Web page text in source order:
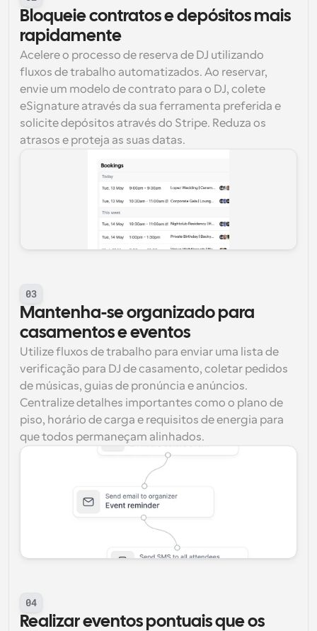
Bloqueie contratos e depósitos mais
rapidamente
Acelere o processo de reserva de DJ utilizando
fluxos de trabalho automatizados. Ao reservar,
envie um modelo de contrato para o DJ, colete
eSignature através da sua ferramenta preferida e
solicite depósitos através do Stripe. Reduza os
atrasos e proteja as suas datas.
03
Mantenha-se organizado para
casamentos e eventos
Utilize fluxos de trabalho para enviar uma lista de
verificação para DJ de casamento, coletar pedidos
de músicas, guias de pronúncia e anúncios.
Centralize detalhes importantes como o plano de
piso, horário de carga e requisitos de energia para
que todos permaneçam alinhados.
04
Realizar eventos pontuais que os